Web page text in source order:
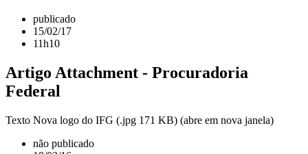
publicado
15/02/17
11h10
Artigo Attachment - Procuradoria
Federal
Texto Nova logo do IFG (.jpg 171 KB) (abre em nova janela)
não publicado